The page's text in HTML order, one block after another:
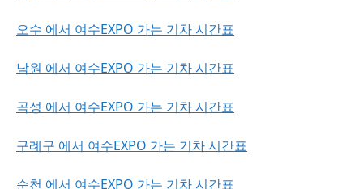
오수 에서 여수EXPO 가는 기차 시간표
남원 에서 여수EXPO 가는 기차 시간표
곡성 에서 여수EXPO 가는 기차 시간표
구례구 에서 여수EXPO 가는 기차 시간표
순천 에서 여수EXPO 가는 기차 시간표